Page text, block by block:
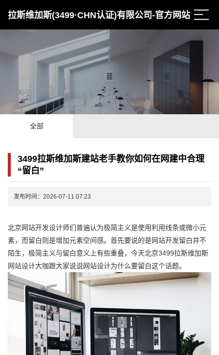
拉斯维加斯(3499·CHN认证)有限公司-官方网站
全部
3499拉斯维加斯建站老手教你如何在网建中合理
“留白”
发布时间：2026-07-11 07:23
北京网站开发设计师们普遍认为极简主义是使用利用线条或微小元
素，而留白则是增加元素空间感。首先要说的是网站开发留白并不
陌生，极简主义与留白意义上有些重叠，今天北京3499拉斯维加斯
网站设计大咖跟大家说说网站设计为什么要留白这个话题。